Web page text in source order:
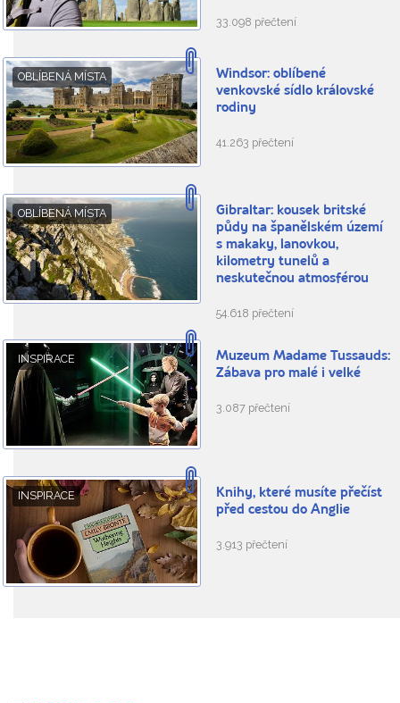
33.098 přečtení
OBLÍBENÁ MÍSTA
Windsor: oblíbené
venkovské sídlo královské
rodiny
41.263 přečtení
OBLÍBENÁ MÍSTA
Gibraltar: kousek britské
půdy na španělském území
s makaky, lanovkou,
kilometry tunelů a
neskutečnou atmosférou
54.618 přečtení
INSPIRACE
Muzeum Madame Tussauds:
Zábava pro malé i velké
3.087 přečtení
INSPIRACE
Knihy, které musíte přečíst
před cestou do Anglie
3.913 přečtení